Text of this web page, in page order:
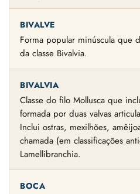
BIVALVE
Forma popular minúscula que
da classe Bivalvia.
BIVALVIA
Classe do filo Mollusca que
formada por duas valvas
Inclui ostras, mexilhões,
chamada (em classificações
Lamellibranchia.
BOCA